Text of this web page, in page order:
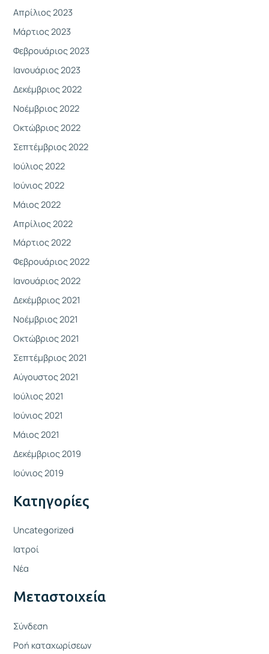
Απρίλιος 2023
Μάρτιος 2023
Φεβρουάριος 2023
Ιανουάριος 2023
Δεκέμβριος 2022
Νοέμβριος 2022
Οκτώβριος 2022
Σεπτέμβριος 2022
Ιούλιος 2022
Ιούνιος 2022
Μάιος 2022
Απρίλιος 2022
Μάρτιος 2022
Φεβρουάριος 2022
Ιανουάριος 2022
Δεκέμβριος 2021
Νοέμβριος 2021
Οκτώβριος 2021
Σεπτέμβριος 2021
Αύγουστος 2021
Ιούλιος 2021
Ιούνιος 2021
Μάιος 2021
Δεκέμβριος 2019
Ιούνιος 2019
Kατηγορίες
Uncategorized
Ιατροί
Νέα
Μεταστοιχεία
Σύνδεση
Ροή καταχωρίσεων